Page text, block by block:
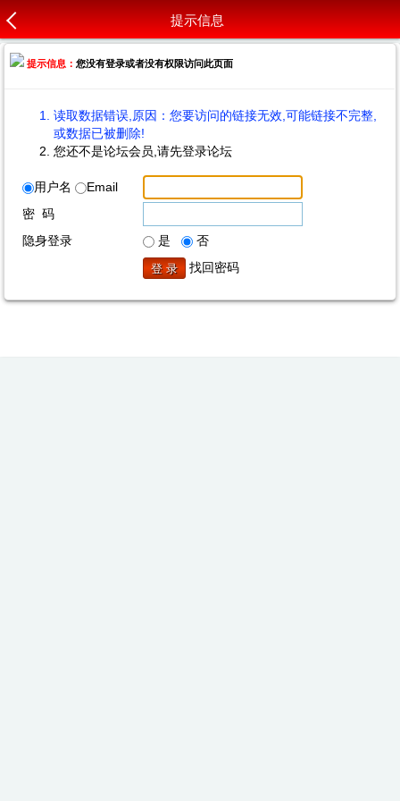
提示信息
提示信息：您没有登录或者没有权限访问此页面
读取数据错误,原因：您要访问的链接无效,可能链接不完整,
或数据已被删除!
您还不是论坛会员,请先登录论坛
用户名
Email
密 码
隐身登录
是
否
找回密码